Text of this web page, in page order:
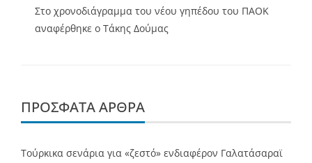
Στο χρονοδιάγραμμα του νέου γηπέδου του ΠΑΟΚ
αναφέρθηκε ο Τάκης Δούμας
ΠΡΌΣΦΑΤΑ ΆΡΘΡΑ
Τούρκικα σενάρια για «ζεστό» ενδιαφέρον Γαλατάσαραϊ